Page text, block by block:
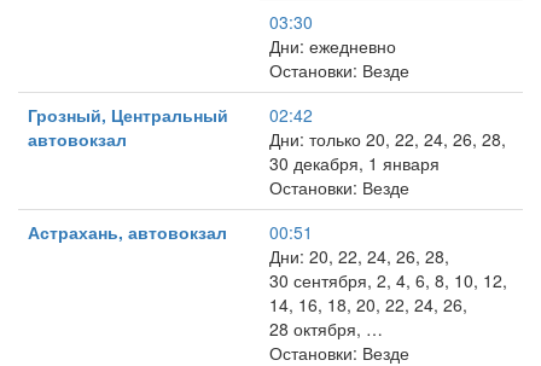
03:30
Дни: ежедневно
Остановки: Везде
Грозный, Центральный
автовокзал
02:42
Дни: только 20, 22, 24, 26, 28,
30 декабря, 1 января
Остановки: Везде
Астрахань, автовокзал
00:51
Дни: 20, 22, 24, 26, 28,
30 сентября, 2, 4, 6, 8, 10, 12,
14, 16, 18, 20, 22, 24, 26,
28 октября, …
Остановки: Везде